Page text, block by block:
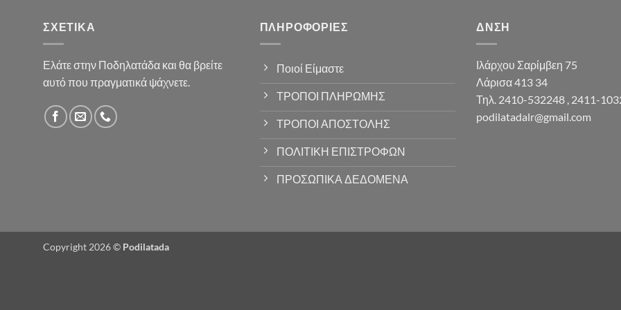
ΣΧΕΤΙΚΆ
Ελάτε στην Ποδηλατάδα και θα βρείτε
αυτό που πραγματικά ψάχνετε.
ΠΛΗΡΟΦΟΡΊΕΣ
Ποιοί Είμαστε
ΤΡΟΠΟΙ ΠΛΗΡΩΜΗΣ
ΤΡΟΠΟΙ ΑΠΟΣΤΟΛΗΣ
ΠΟΛΙΤΙΚΗ ΕΠΙΣΤΡΟΦΩΝ
ΠΡΟΣΩΠΙΚΑ ΔΕΔΟΜΕΝΑ
ΔΝΣΗ
Ιλάρχου Σαρίμβεη 75
Λάρισα 413 34
Τηλ. 2410-532248 , 2411-
podilatadalr@gmail.com
Copyright 2026 © Podilatada